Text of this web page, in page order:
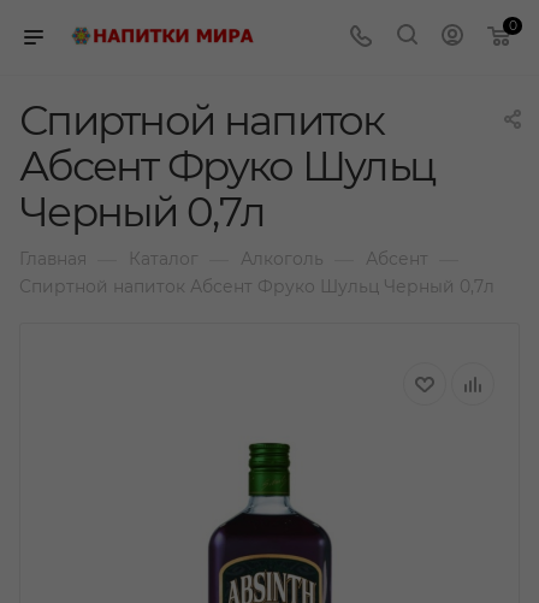
0
Спиртной напиток
Абсент Фруко Шульц
Черный 0,7л
Главная Каталог Алкоголь Абсент
Спиртной напиток Абсент Фруко Шульц Черный 0,7л